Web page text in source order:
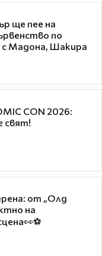
ще пее на
по
Мадона, Шакира
CON 2026:
свят!
от „Олд
на